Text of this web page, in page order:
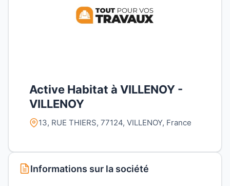
Active Habitat à VILLENOY -
VILLENOY
13, RUE THIERS, 77124, VILLENOY, France
Informations sur la société